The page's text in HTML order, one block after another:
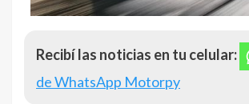
Recibí las noticias en tu celular:
de WhatsApp Motorpy